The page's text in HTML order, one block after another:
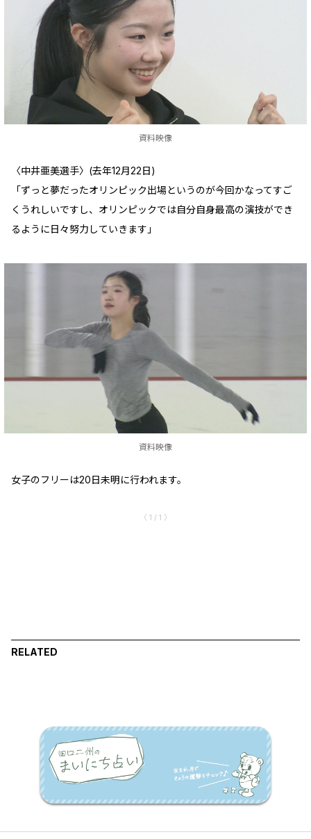
資料映像
〈中井亜美選手〉(去年12月22日)
「ずっと夢だったオリンピック出場というのが今回かなってすご
くうれしいですし、オリンピックでは自分自身最高の演技ができ
るように日々努力していきます」
資料映像
女子のフリーは20日未明に行われます。
〈 1 / 1 〉
RELATED